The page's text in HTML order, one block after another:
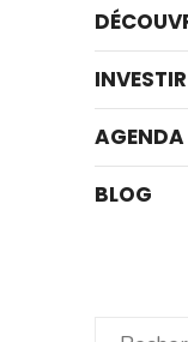
INVESTIR
AGENDA
BLOG